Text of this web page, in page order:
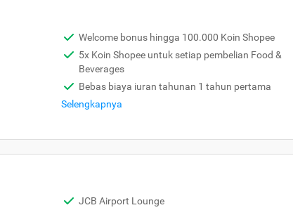
Welcome bonus hingga 100.000 Koin Shopee
5x Koin Shopee untuk setiap pembelian Food &
Beverages
Bebas biaya iuran tahunan 1 tahun pertama
Selengkapnya
JCB Airport Lounge